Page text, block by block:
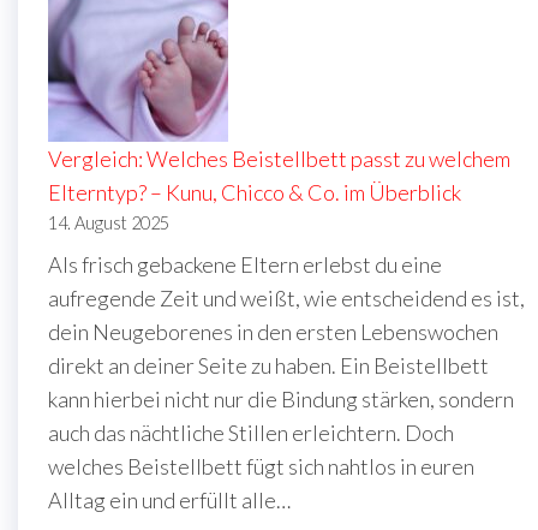
Vergleich: Welches Beistellbett passt zu welchem
Elterntyp? – Kunu, Chicco & Co. im Überblick
14. August 2025
Als frisch gebackene Eltern erlebst du eine
aufregende Zeit und weißt, wie entscheidend es ist,
dein Neugeborenes in den ersten Lebenswochen
direkt an deiner Seite zu haben. Ein Beistellbett
kann hierbei nicht nur die Bindung stärken, sondern
auch das nächtliche Stillen erleichtern. Doch
welches Beistellbett fügt sich nahtlos in euren
Alltag ein und erfüllt alle…